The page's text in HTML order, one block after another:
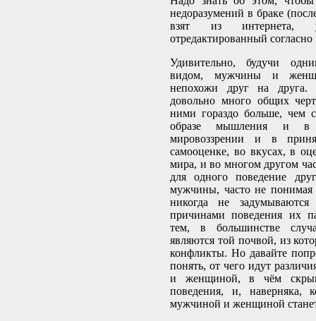
недоразумений в браке
взят из интернета,
отредактированный
Удивительно, будучи
видом, мужчины и
непохожи друг на
довольно много общих
ними гораздо больше, чем
образе мышления и в
мировоззрении и в
самооценке, во вкусах, в
мира, и во многом другом
для одного поведение
мужчины, часто не понимая
никогда не
причинами поведения их
тем, в большинстве
являются той почвой, из
конфликты. Но давайте
понять, от чего идут
и женщиной, в чём
поведения, и, наверняка,
мужчиной и женщиной